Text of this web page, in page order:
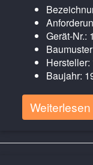
Gerät-Nr.:
Hersteller:
Baujahr:
Weiterlesen